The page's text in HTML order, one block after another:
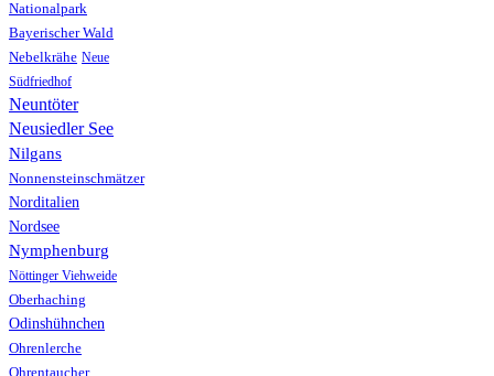
Nationalpark
Bayerischer Wald
Nebelkrähe Neue
Südfriedhof
Neuntöter
Neusiedler See
Nilgans
Nonnensteinschmätzer
Norditalien
Nordsee
Nymphenburg
Nöttinger Viehweide
Oberhaching
Odinshühnchen
Ohrenlerche